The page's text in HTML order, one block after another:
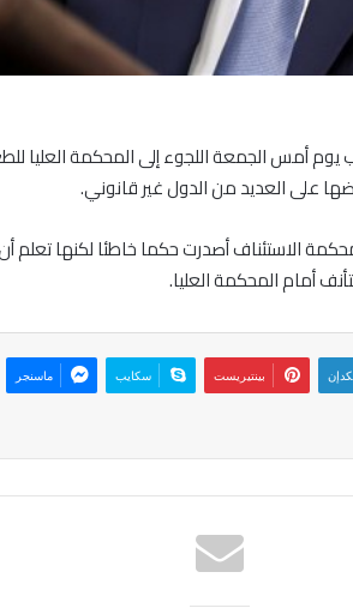
يوم أمس الجمعة اللجوء إلى المحكمة
على العديد من الدول غير قانوني.
الاستئناف أصدرت حكما خاطئا لكنها تعلم أن
أمام المحكمة العليا.
بينتيريست سكايب ماسنجر